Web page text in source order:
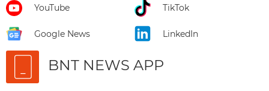
YouTube TikTok
Google News LinkedIn
BNT NEWS APP